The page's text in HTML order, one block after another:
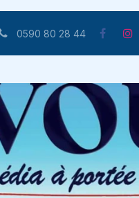
0590 80 28 44